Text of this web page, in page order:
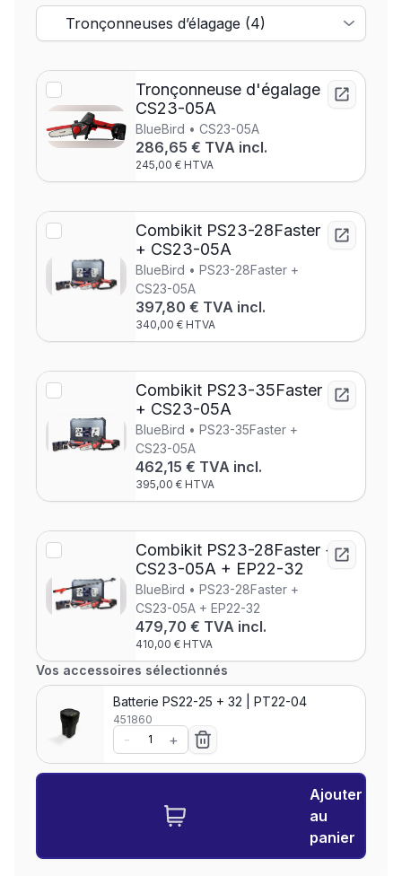
Tronçonneuse d'égalage
CS23-05A
BlueBird • CS23-05A
286,65 € TVA incl.
245,00 € HTVA
Combikit PS23-28Faster
+ CS23-05A
BlueBird • PS23-28Faster +
CS23-05A
397,80 € TVA incl.
340,00 € HTVA
Combikit PS23-35Faster
+ CS23-05A
BlueBird • PS23-35Faster +
CS23-05A
462,15 € TVA incl.
395,00 € HTVA
Combikit PS23-28Faster +
CS23-05A + EP22-32
BlueBird • PS23-28Faster +
CS23-05A + EP22-32
479,70 € TVA incl.
410,00 € HTVA
Vos accessoires sélectionnés
Batterie PS22-25 + 32 | PT22-04
451860
- +
Ajouter
au
panier